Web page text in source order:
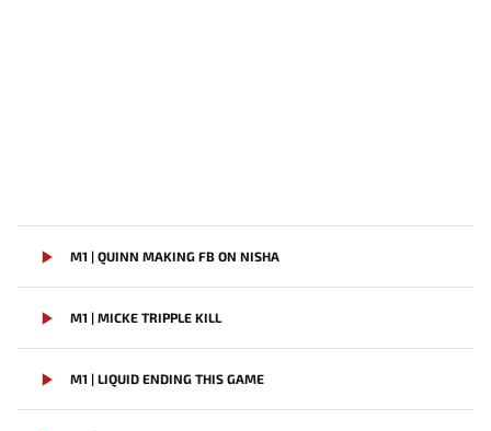
M1 | QUINN MAKING FB ON NISHA
M1 | MICKE TRIPPLE KILL
M1 | LIQUID ENDING THIS GAME